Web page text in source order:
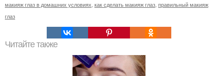
макияж глаз в домашних условиях как сделать макияж глаз правильный макияж
глаз
Читайте также